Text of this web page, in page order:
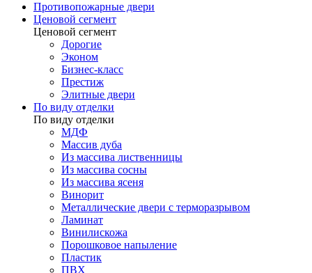
Противопожарные двери
Ценовой сегмент
Ценовой сегмент
Дорогие
Эконом
Бизнес-класс
Престиж
Элитные двери
По виду отделки
По виду отделки
МДФ
Массив дуба
Из массива лиственницы
Из массива сосны
Из массива ясеня
Винорит
Металлические двери с терморазрывом
Ламинат
Винилискожа
Порошковое напыление
Пластик
ПВХ